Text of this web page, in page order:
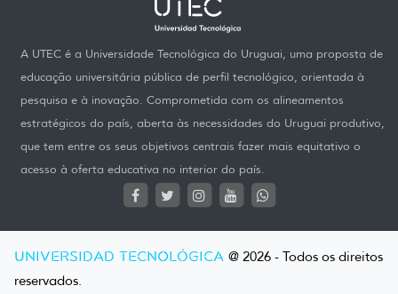
A UTEC é a Universidade Tecnológica do Uruguai, uma proposta de
educação universitária pública de perfil tecnológico, orientada à
pesquisa e à inovação. Comprometida com os alineamentos
estratégicos do país, aberta às necessidades do Uruguai produtivo,
que tem entre os seus objetivos centrais fazer mais equitativo o
acesso à oferta educativa no interior do país.
UNIVERSIDAD TECNOLÓGICA @ 2026 - Todos os direitos
reservados.